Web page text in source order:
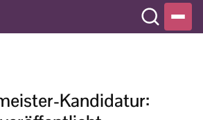
Kandidatur: